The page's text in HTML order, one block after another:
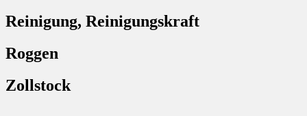
Reinigung, Reinigungskraft
Roggen
Zollstock